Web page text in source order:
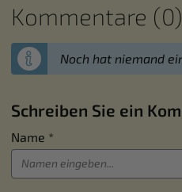
Kommentare (0)
Noch hat niemand
Schreiben Sie ein
Name *